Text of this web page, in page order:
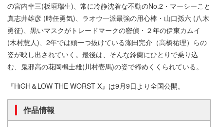
の宮内幸三(板垣瑞生)、常に冷静沈着な不動のNo.2・マーシーこと
真志井雄彦 (時任勇気)、ラオウ一派最強の用心棒・山口孫六 (八木
勇征)、黒いマスクがトレードマークの密偵・２年の伊東カムイ
(木村慧人)、2年では頭一つ抜けている瀬田完介（高橋祐理）らの
姿が映し出されていく。最後は、そんな鈴蘭にひとりで乗り込
む、鬼邪高の花岡楓士雄(川村壱馬)の姿で締めくくられている。
『HiGH＆LOW THE WORST X』は9月9日より全国公開。
作品情報